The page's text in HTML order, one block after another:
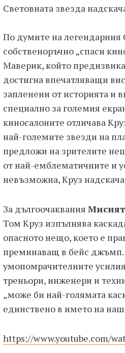
Световната звезда
По думите на легендарния
собственоръчно „спаси
Маверик, който
достигна впечатляващи
запленени от историята и
специално за големия
киносалоните отличава
най-големите звезди на
предложи на зрителите
от най-емблематичните и
невъзможна, Круз
За дългоочаквания
Том Круз изпълнява
опасното нещо, което е
преминаващ в бейс джъмп.
умопомрачителните
треньори, инженери и
„може би най-голямата
единствено в името на
https://www.youtube.com/